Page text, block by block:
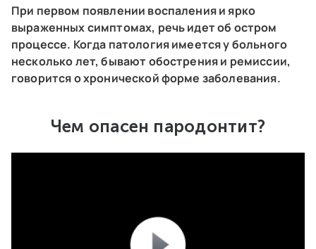
При первом появлении воспаления и ярко
выраженных симптомах, речь идет об остром
процессе. Когда патология имеется у больного
несколько лет, бывают обострения и ремиссии,
говорится о хронической форме заболевания.
Чем опасен пародонтит?